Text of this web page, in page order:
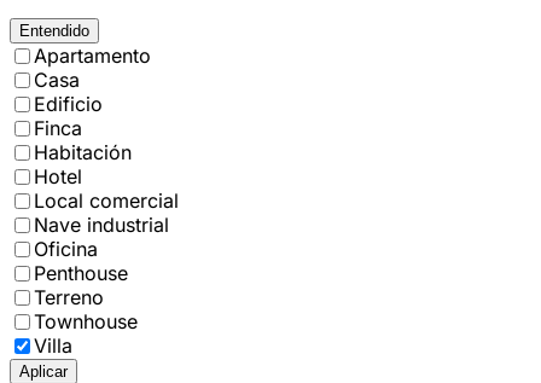
Entendido
Apartamento
Casa
Edificio
Finca
Habitación
Hotel
Local comercial
Nave industrial
Oficina
Penthouse
Terreno
Townhouse
Villa
Aplicar